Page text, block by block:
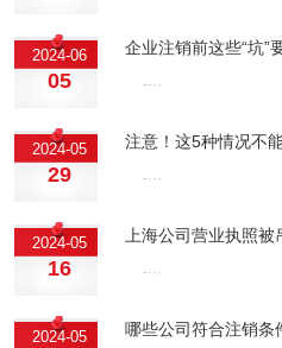
2024-06
05
企业注销前这些“坑”
-···
2024-05
29
注意！这5种情况不
-···
2024-05
16
上海公司营业执照
-···
2024-05 哪些公司符合注销条